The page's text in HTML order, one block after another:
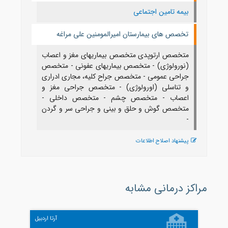
بیمه تامین اجتماعی
تخصص های بیمارستان امیرالمومنین علی مراغه
متخصص ارتوپدی متخصص بیماریهای مغز و اعصاب
(نورولوژی) - متخصص بیماریهای عفونی - متخصص
جراحی عمومی - متخصص جراح کلیه، مجاری ادراری
و تناسلی (اورولوژی) - متخصص جراحی مغز و
اعصاب - متخصص چشم - متخصص داخلی -
متخصص گوش و حلق و بینی و جراحی سر و گردن
-
پیشنهاد اصلاح اطلاعات
مراکز درمانی مشابه
آرتا اردبیل